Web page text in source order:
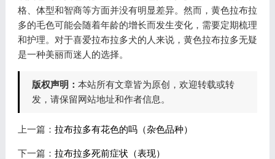
格、体型和智商等方面并没有明显差异。然而，黄色拉布拉
多的毛色可能会随着年龄的增长而发生变化，需要定期梳理
和护理。对于喜爱拉布拉多犬的人来说，黄色拉布拉多无疑
是一种美丽而迷人的选择。
版权声明： 本站所有文章皆为原创，欢迎转载或转
发，请保留网站地址和作者信息。
上一篇： 拉布拉多有花色的吗（杂色品种）
下一篇： 拉布拉多死前症状（表现）